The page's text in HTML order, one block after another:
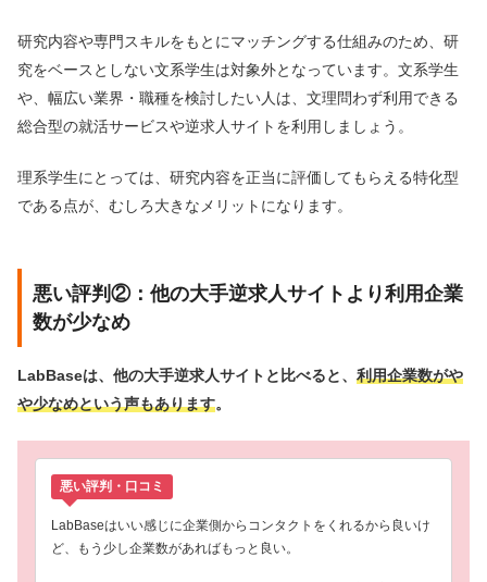
研究内容や専門スキルをもとにマッチングする仕組みのため、研
究をベースとしない文系学生は対象外となっています。文系学生
や、幅広い業界・職種を検討したい人は、文理問わず利用できる
総合型の就活サービスや逆求人サイトを利用しましょう。
理系学生にとっては、研究内容を正当に評価してもらえる特化型
である点が、むしろ大きなメリットになります。
悪い評判②：他の大手逆求人サイトより利用企業
数が少なめ
LabBaseは、他の大手逆求人サイトと比べると、 利用企業数がや
や少なめという声もあります。
悪い評判・口コミ
LabBaseはいい感じに企業側からコンタクトをくれるから良いけ
ど、もう少し企業数があればもっと良い。